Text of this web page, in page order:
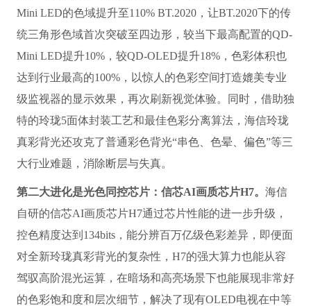
Mini LED的色域提升至110% BT.2020，让BT.2020下的传
统三角形色域首次突破至四边形，较当下最高配置的QD-
Mini LED提升10%，较QD-OLED提升18%，色彩体积也
达到行业最高的100%，以惊人的色彩空间打造媲美专业
级监视器的显示效果，再次刷新视觉体验。同时，借助独
特的玲珑5面体封装工艺和最佳色彩分离算法，海信玲珑
真彩背光还攻克了普通彩色背光“串色、色晕、偏色”等三
大行业难题，消除断层与失真。
第二大进化是光色同控芯片：信芯AI画质芯片H7。 海信
自研的信芯AI画质芯片H7通过芯片性能的进一步升级，
控色精度达到134bits，能分辨百万亿级色彩差异，即便面
对全新玲珑真彩背光的复杂性，H7的强大算力也能从容
驾驭高阶混光运算，在暗场和高亮场景下也能展现非常好
的色彩饱和度和层次细节，解决了现有OLED电视在中等